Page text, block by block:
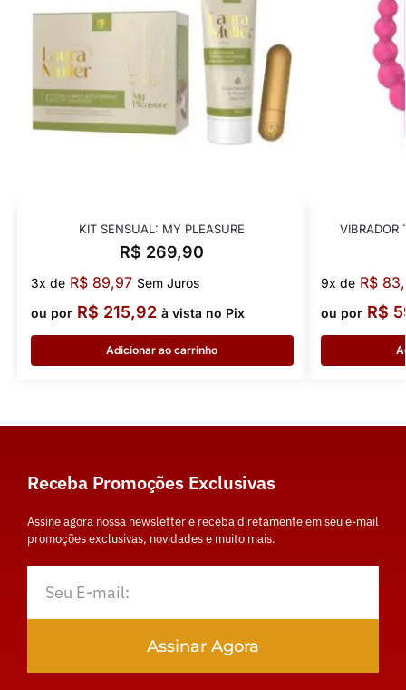
KIT SENSUAL: MY PLEASURE
R$ 269,90
3x de R$89,97 Sem Juros
ou por R$ 215,92 à vista no Pix
Adicionar ao carrinho
VIBRADOR
9x de R$
ou por R$
Receba Promoções Exclusivas
Assine agora nossa newsletter e receba diretamente em seu e-mail
promoções exclusivas, novidades e muito mais.
Assinar Agora